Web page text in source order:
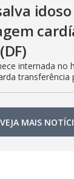
internada no
transferência
VEJA MAIS